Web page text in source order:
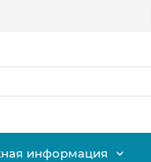
информация